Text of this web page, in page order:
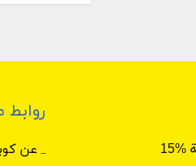
روابط
عن